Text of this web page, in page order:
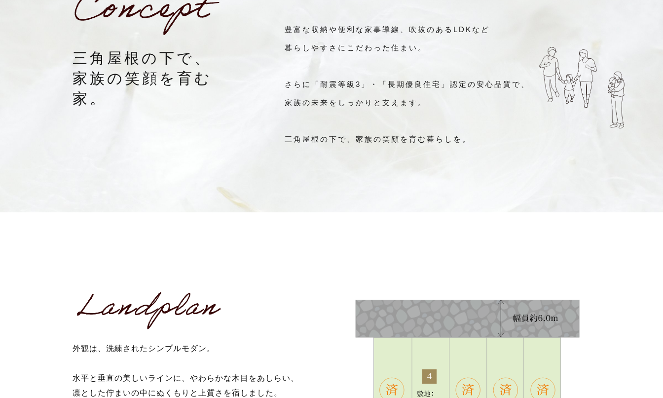
三角屋根の下で、
家族の笑顔を育む
家。
豊富な収納や便利な家事導線、吹抜のあるLDKなど
暮らしやすさにこだわった住まい。
さらに「耐震等級3」・「長期優良住宅」認定の安心品質で、
家族の未来をしっかりと支えます。
三角屋根の下で、家族の笑顔を育む暮らしを。
外観は、洗練されたシンプルモダン。
水平と垂直の美しいラインに、やわらかな木目をあしらい、
凛とした佇まいの中にぬくもりと上質さを宿しました。